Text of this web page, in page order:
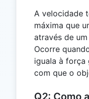
A velocidade
máxima que
através de
Ocorre
iguala à força
com que o
Q2: Como